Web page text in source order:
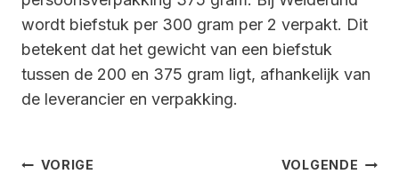
wordt biefstuk per 300 gram per 2 verpakt. Dit
betekent dat het gewicht van een biefstuk
tussen de 200 en 375 gram ligt, afhankelijk van
de leverancier en verpakking.
Bericht
VORIGE VOLGENDE